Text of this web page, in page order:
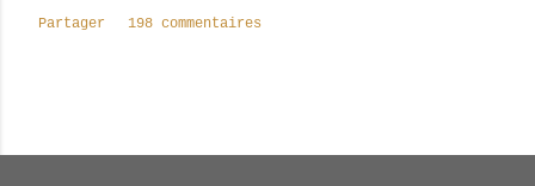
Partager 198 commentaires